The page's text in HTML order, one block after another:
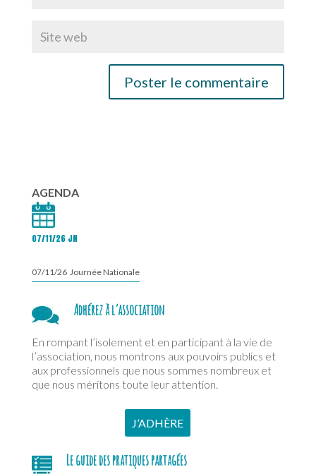
AGENDA
07/11/26 JN
07/11/26 Journée Nationale
Adhérez à l’association
En rompant l’isolement et en participant à la vie de
l’association, nous montrons aux pouvoirs publics et
aux professionnels que nous sommes nombreux et
que nous méritons toute leur attention.
J’ADHÈRE
Le guide des pratiques partagées